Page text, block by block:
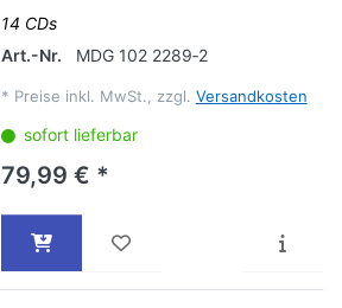
14 CDs
Art.-Nr.
MDG 102 2289‐2
* Preise inkl. MwSt., zzgl. Versandkosten
sofort lieferbar
79,99 € *